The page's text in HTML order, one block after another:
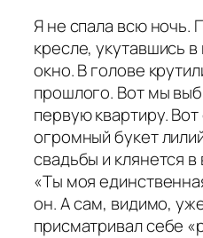
Я не спала всю ночь.
кресле, укутавшись
окно. В голове
прошлого. Вот мы
первую квартиру.
огромный букет
свадьбы и клянется
«Ты моя
он. А сам, видимо,
присматривал себе